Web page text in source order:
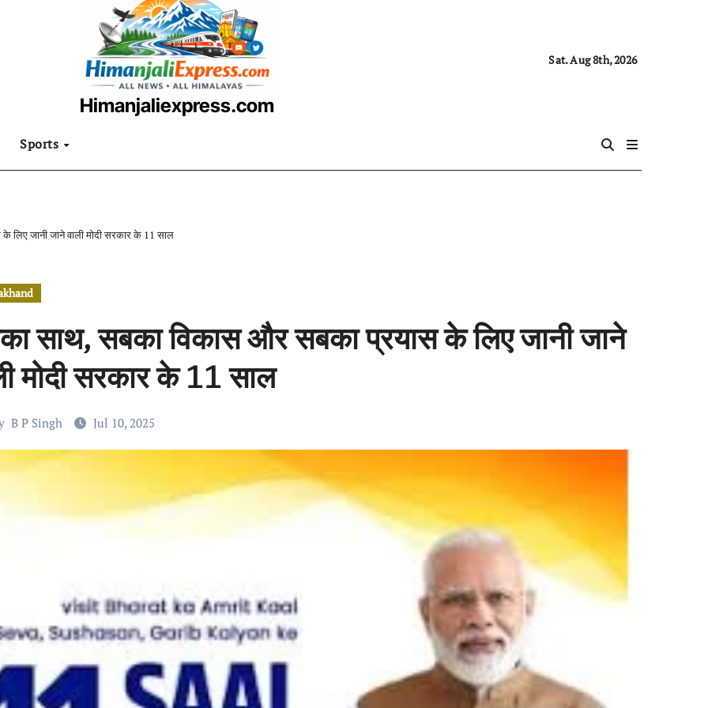
Himanjaliexpress.com
Sat. Aug 8th, 2026
Sports
जानी जाने वाली मोदी सरकार के 11 साल
साथ, सबका विकास और सबका प्रयास के लिए जानी जाने
मोदी सरकार के 11 साल
B P Singh Jul 10, 2025